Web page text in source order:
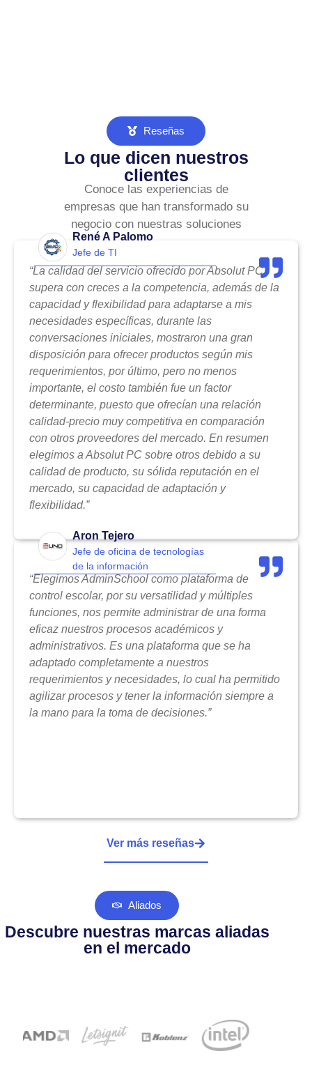
Reseñas
Lo que dicen nuestros
clientes
Conoce las experiencias de
empresas que han transformado su
negocio con nuestras soluciones
René A Palomo
Jefe de TI
“La calidad del servicio ofrecido por Absolut PC
supera con creces a la competencia, además de la
capacidad y flexibilidad para adaptarse a mis
necesidades específicas, durante las
conversaciones iniciales, mostraron una gran
disposición para ofrecer productos según mis
requerimientos, por último, pero no menos
importante, el costo también fue un factor
determinante, puesto que ofrecían una relación
calidad-precio muy competitiva en comparación
con otros proveedores del mercado. En resumen
elegimos a Absolut PC sobre otros debido a su
calidad de producto, su sólida reputación en el
mercado, su capacidad de adaptación y
flexibilidad.”
Aron Tejero
Jefe de oficina de tecnologías
de la información
“Elegimos AdminSchool como plataforma de
control escolar, por su versatilidad y múltiples
funciones, nos permite administrar de una forma
eficaz nuestros procesos académicos y
administrativos. Es una plataforma que se ha
adaptado completamente a nuestros
requerimientos y necesidades, lo cual ha permitido
agilizar procesos y tener la información siempre a
la mano para la toma de decisiones.”
Ver más reseñas
Aliados
Descubre nuestras marcas aliadas
en el mercado